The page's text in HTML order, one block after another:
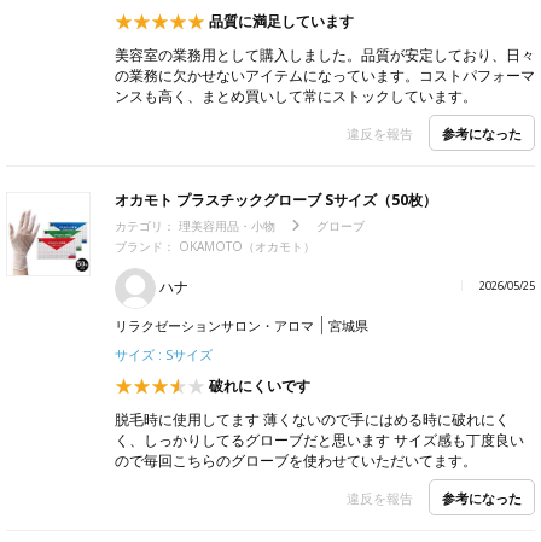
品質に満足しています
美容室の業務用として購入しました。品質が安定しており、日々
の業務に欠かせないアイテムになっています。コストパフォーマ
ンスも高く、まとめ買いして常にストックしています。
違反を報告 参考になった
オカモト プラスチックグローブ Sサイズ（50枚）
カテゴリ： 理美容用品・小物
グローブ
ブランド： OKAMOTO（オカモト）
ハナ 2026/05/25
リラクゼーションサロン・アロマ
宮城県
サイズ : Sサイズ
破れにくいです
脱毛時に使用してます 薄くないので手にはめる時に破れにく
く、しっかりしてるグローブだと思います サイズ感も丁度良い
ので毎回こちらのグローブを使わせていただいてます。
違反を報告 参考になった